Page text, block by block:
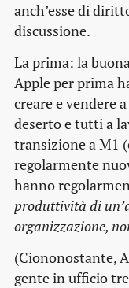
anch’esse di
discussione.
La prima: la
Apple per prima
creare e vendere
deserto e tutti a
transizione a M1
regolarmente
hanno
produttività di
organizzazione,
(Ciononostante,
gente in ufficio